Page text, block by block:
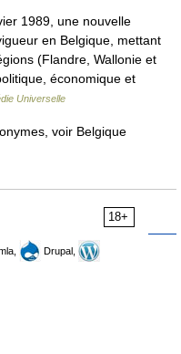
1989, une nouvelle
en Belgique, mettant
(Flandre, Wallonie et
économique et
Universelle
voir Belgique
18+
Drupal,